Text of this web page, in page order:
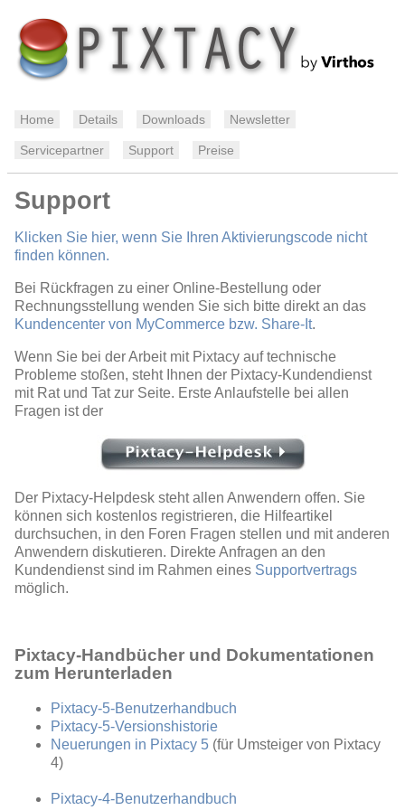
Home Details Downloads Newsletter
Servicepartner Support Preise
Support
Klicken Sie hier, wenn Sie Ihren Aktivierungscode nicht
finden können.
Bei Rückfragen zu einer Online-Bestellung oder
Rechnungsstellung wenden Sie sich bitte direkt an das
Kundencenter von MyCommerce bzw. Share-It.
Wenn Sie bei der Arbeit mit Pixtacy auf technische
Probleme stoßen, steht Ihnen der Pixtacy-Kundendienst
mit Rat und Tat zur Seite. Erste Anlaufstelle bei allen
Fragen ist der
Der Pixtacy-Helpdesk steht allen Anwendern offen. Sie
können sich kostenlos registrieren, die Hilfeartikel
durchsuchen, in den Foren Fragen stellen und mit anderen
Anwendern diskutieren. Direkte Anfragen an den
Kundendienst sind im Rahmen eines Supportvertrags
möglich.
Pixtacy-Handbücher und Dokumentationen
zum Herunterladen
Pixtacy-5-Benutzerhandbuch
Pixtacy-5-Versionshistorie
Neuerungen in Pixtacy 5 (für Umsteiger von Pixtacy
4)
Pixtacy-4-Benutzerhandbuch